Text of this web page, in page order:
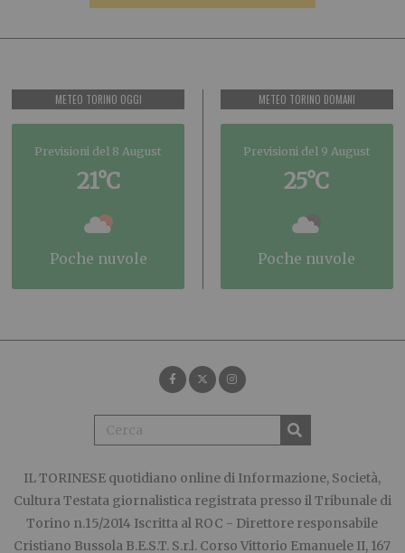
METEO TORINO OGGI
Previsioni del 8 August
21°C
poche nuvole
METEO TORINO DOMANI
Previsioni del 9 August
25°C
poche nuvole
IL TORINESE quotidiano online di Informazione, Società,
Cultura Testata giornalistica registrata presso il Tribunale di
Torino n.15/2014 Iscritta al ROC - Direttore responsabile
Cristiano Bussola B.E.S.T. S.r.l. Corso Vittorio Emanuele II, 167